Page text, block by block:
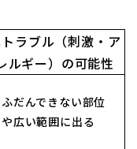
ラブル（刺激・ア
ルギー）の可能性
ふだんできない部位
や広い範囲に出る